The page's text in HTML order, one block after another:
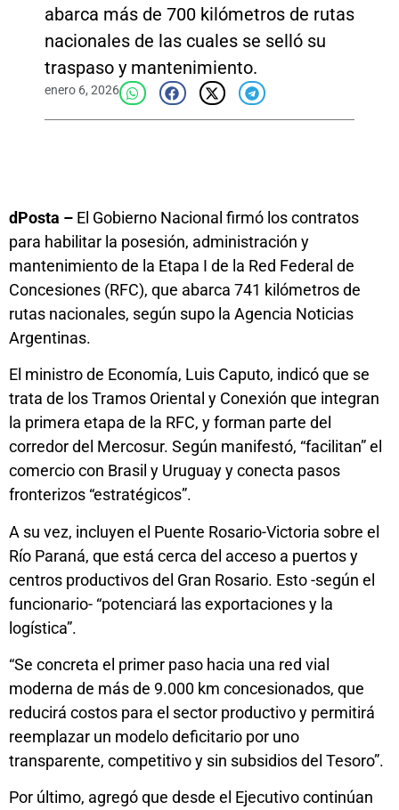
abarca más de 700 kilómetros de rutas
nacionales de las cuales se selló su
traspaso y mantenimiento.
enero 6, 2026
dPosta – El Gobierno Nacional firmó los contratos
para habilitar la posesión, administración y
mantenimiento de la Etapa I de la Red Federal de
Concesiones (RFC), que abarca 741 kilómetros de
rutas nacionales, según supo la Agencia Noticias
Argentinas.
El ministro de Economía, Luis Caputo, indicó que se
trata de los Tramos Oriental y Conexión que integran
la primera etapa de la RFC, y forman parte del
corredor del Mercosur. Según manifestó, “facilitan” el
comercio con Brasil y Uruguay y conecta pasos
fronterizos “estratégicos”.
A su vez, incluyen el Puente Rosario-Victoria sobre el
Río Paraná, que está cerca del acceso a puertos y
centros productivos del Gran Rosario. Esto -según el
funcionario- “potenciará las exportaciones y la
logística”.
“Se concreta el primer paso hacia una red vial
moderna de más de 9.000 km concesionados, que
reducirá costos para el sector productivo y permitirá
reemplazar un modelo deficitario por uno
transparente, competitivo y sin subsidios del Tesoro”.
Por último, agregó que desde el Ejecutivo continúan